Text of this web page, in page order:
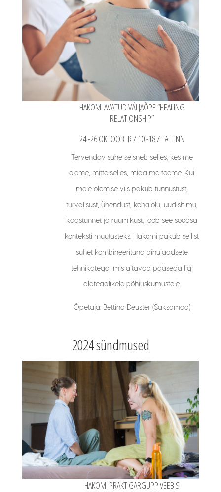
HAKOMI AVATUD VÄLJAÕPE “HEALING
RELATIONSHIP”
24.-26.OKTOOBER / 10 -18 / TALLINN
Tervendav suhe seisneb selles, kes me
oleme, mitte selles, mida me teeme. Kui
meie olemise viis pakub tunnustust,
turvalisust, ühendust, kohalolu, uudishimu,
kaastunnet ja ruumikust, loob see soodsa
konteksti muutusteks. Hakomi pakub sellist
suhet kombineerituna ainulaadsete
tehnikatega, mis aitavad pääseda ligi
alateadlikele põhiuskumustele.
Õpetaja: Bettina Deuster (Saksamaa)
2024 sündmused
HAKOMI PRAKTIGARGUPP VEEBIS